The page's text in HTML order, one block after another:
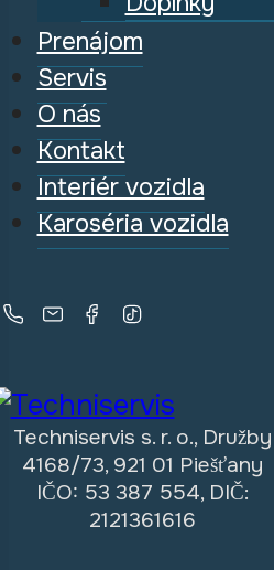
Prenájom
Servis
O nás
Kontakt
Interiér vozidla
Karoséria vozidla
Techniservis s. r. o., Družby
4168/73, 921 01 Piešťany
IČO: 53 387 554, DIČ:
2121361616